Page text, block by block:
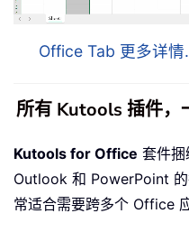
Office Tab 更多详
所有 Kutools 插件，
Kutools for Office 套件捆
Outlook 和 PowerPoint
常适合需要跨多个 Office